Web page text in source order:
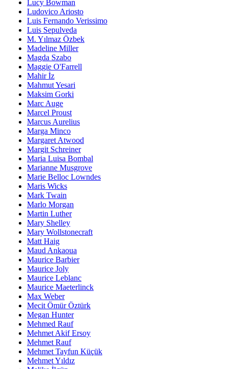
Lucy Bowman
Ludovico Ariosto
Luis Fernando Verissimo
Luis Sepulveda
M. Yılmaz Özbek
Madeline Miller
Magda Szabo
Maggie O'Farrell
Mahir İz
Mahmut Yesari
Maksim Gorki
Marc Auge
Marcel Proust
Marcus Aurelius
Marga Minco
Margaret Atwood
Margit Schreiner
Maria Luisa Bombal
Marianne Musgrove
Marie Belloc Lowndes
Maris Wicks
Mark Twain
Marlo Morgan
Martin Luther
Mary Shelley
Mary Wollstonecraft
Matt Haig
Maud Ankaoua
Maurice Barbier
Maurice Joly
Maurice Leblanc
Maurice Maeterlinck
Max Weber
Mecit Ömür Öztürk
Megan Hunter
Mehmed Rauf
Mehmet Akif Ersoy
Mehmet Rauf
Mehmet Tayfun Küçük
Mehmet Yıldız